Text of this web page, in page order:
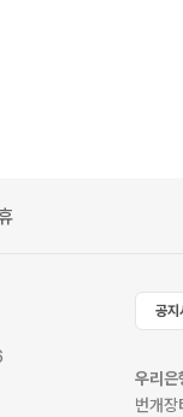
공지
우리은
번개